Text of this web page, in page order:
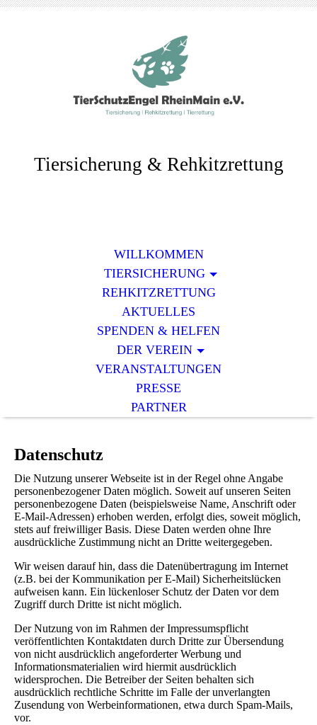
Tiersicherung & Rehkitzrettung
WILLKOMMEN
TIERSICHERUNG
REHKITZRETTUNG
AKTUELLES
SPENDEN & HELFEN
DER VEREIN
VERANSTALTUNGEN
PRESSE
PARTNER
Datenschutz
Die Nutzung unserer Webseite ist in der Regel ohne Angabe
personenbezogener Daten möglich. Soweit auf unseren Seiten
personenbezogene Daten (beispielsweise Name, Anschrift oder
E-Mail-Adressen) erhoben werden, erfolgt dies, soweit möglich,
stets auf freiwilliger Basis. Diese Daten werden ohne Ihre
ausdrückliche Zustimmung nicht an Dritte weitergegeben.
Wir weisen darauf hin, dass die Datenübertragung im Internet
(z.B. bei der Kommunikation per E-Mail) Sicherheitslücken
aufweisen kann. Ein lückenloser Schutz der Daten vor dem
Zugriff durch Dritte ist nicht möglich.
Der Nutzung von im Rahmen der Impressumspflicht
veröffentlichten Kontaktdaten durch Dritte zur Übersendung
von nicht ausdrücklich angeforderter Werbung und
Informationsmaterialien wird hiermit ausdrücklich
widersprochen. Die Betreiber der Seiten behalten sich
ausdrücklich rechtliche Schritte im Falle der unverlangten
Zusendung von Werbeinformationen, etwa durch Spam-Mails,
vor.